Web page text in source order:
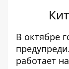
В октябре
работает